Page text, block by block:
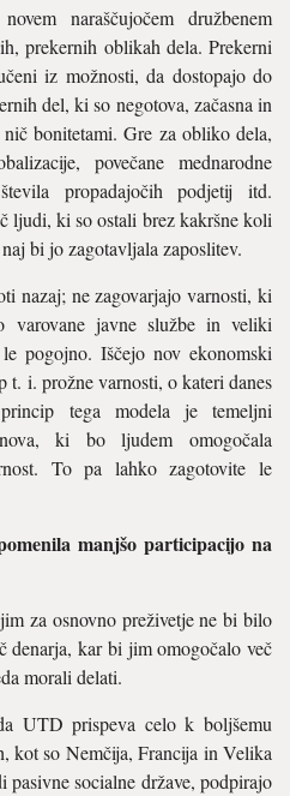
naraščujočem družbenem
prekernih oblikah dela. Prekerni
iz možnosti, da dostopajo do
del, ki so negotova, začasna in
bonitetami. Gre za obliko dela,
povečane mednarodne
propadajočih podjetij itd.
ljudi, ki so ostali brez kakršne koli
bi jo zagotavljala zaposlitev.
nazaj; ne zagovarjajo varnosti, ki
varovane javne službe in veliki
pogojno. Iščejo nov ekonomski
i. prožne varnosti, o kateri danes
tega modela je temeljni
ki bo ljudem omogočala
To pa lahko zagotovite le
manjšo participacijo na
za osnovno preživetje ne bi bilo
denarja, kar bi jim omogočalo več
morali delati.
UTD prispeva celo k boljšemu
kot so Nemčija, Francija in Velika
socialne države, podpirajo